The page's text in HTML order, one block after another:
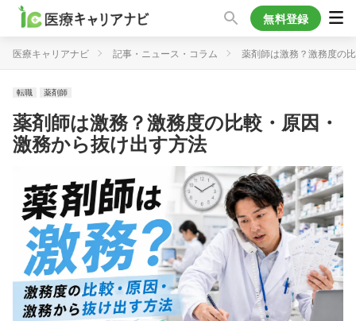
無料登録
医療キャリアナビ 記事・ニュース・コラム 薬剤師は激務？激務度の
転職 薬剤師
薬剤師は激務？激務度の比較・原因・
激務から抜け出す方法